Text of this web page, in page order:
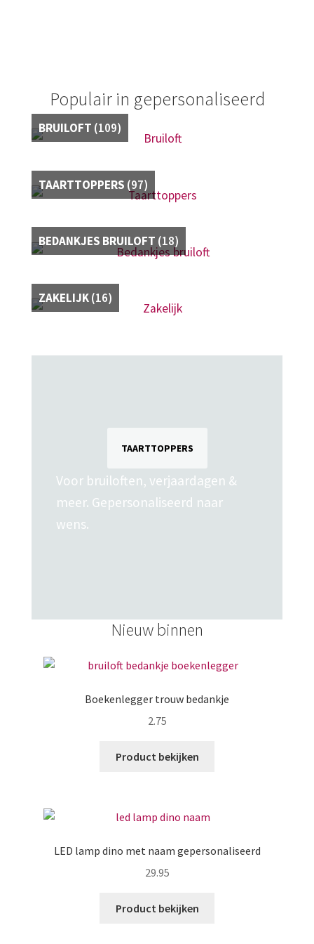
Contact
naar:
Populair in gepersonaliseerd
BRUILOFT (109)
TAARTTOPPERS (97)
BEDANKJES BRUILOFT (18)
ZAKELIJK(16)
TAARTTOPPERS
Voor bruiloften, verjaardagen &
meer. Gepersonaliseerd naar
wens.
Nieuw binnen
Boekenlegger trouw bedankje
2.75
Product bekijken
LED lamp dino met naam gepersonaliseerd
29.95
Product bekijken